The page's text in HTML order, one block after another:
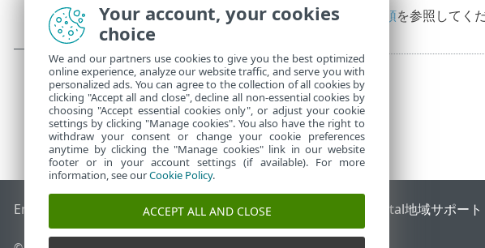
アップグレード手順を参照してくだ
End of Life ESETナレッジベース ESETフォーラム ESET Status Portal地域サポート
Your account, your cookies
choice
We and our partners use cookies to give you the best optimized
online experience, analyze our website traffic, and serve you with
personalized ads. You can agree to the collection of all cookies by
clicking "Accept all and close", decline all non-essential cookies by
choosing "Accept essential cookies only", or adjust your cookie
settings by clicking "Manage cookies". You also have the right to
withdraw your consent or change your cookie preferences
anytime by clicking the "Manage cookies" link in our website
footer or in your account settings (if available). For more
information, see ourCookie Policy.
ACCEPT ALL AND CLOSE